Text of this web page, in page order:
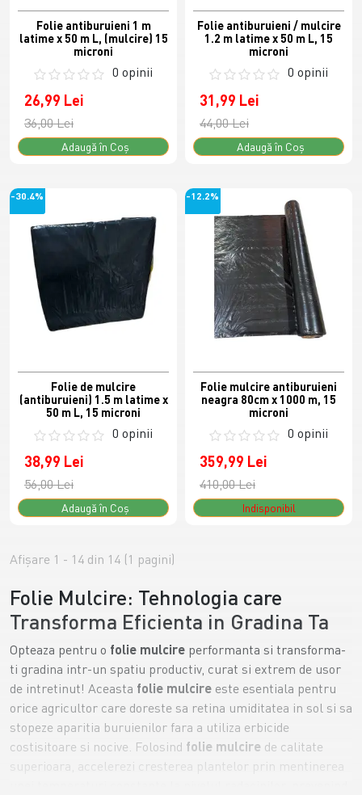
Folie antiburuieni 1 m
latime x 50 m L, (mulcire) 15
microni
0 opinii
26,99 Lei
36,00 Lei
Adaugă în Coş
Folie antiburuieni / mulcire
1.2 m latime x 50 m L, 15
microni
0 opinii
31,99 Lei
44,00 Lei
Adaugă în Coş
-30.4%
Folie de mulcire
(antiburuieni) 1.5 m latime x
50 m L, 15 microni
0 opinii
38,99 Lei
56,00 Lei
Adaugă în Coş
-12.2%
Folie mulcire antiburuieni
neagra 80cm x 1000 m, 15
microni
0 opinii
359,99 Lei
410,00 Lei
Indisponibil
Afişare 1 - 14 din 14 (1 pagini)
Folie Mulcire: Tehnologia care
Transforma Eficienta in Gradina Ta
Opteaza pentru o folie mulcire performanta si transforma-
ti gradina intr-un spatiu productiv, curat si extrem de usor
de intretinut! Aceasta folie mulcire este esentiala pentru
orice agricultor care doreste sa retina umiditatea in sol si sa
stopeze aparitia buruienilor fara a utiliza erbicide
costisitoare si nocive. Folosind folie mulcire de calitate
superioara, accelerezi cresterea plantelor prin mentinerea